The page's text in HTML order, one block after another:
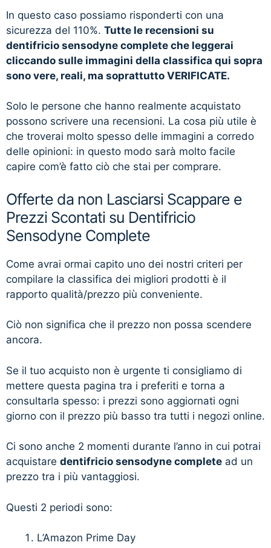
In questo caso possiamo risponderti con una
sicurezza del 110%. Tutte le recensioni su
dentifricio sensodyne complete che leggerai
cliccando sulle immagini della classifica qui sopra
sono vere, reali, ma soprattutto VERIFICATE.
Solo le persone che hanno realmente acquistato
possono scrivere una recensioni. La cosa più utile è
che troverai molto spesso delle immagini a corredo
delle opinioni: in questo modo sarà molto facile
capire com’è fatto ciò che stai per comprare.
Offerte da non Lasciarsi Scappare e
Prezzi Scontati su Dentifricio
Sensodyne Complete
Come avrai ormai capito uno dei nostri criteri per
compilare la classifica dei migliori prodotti è il
rapporto qualità/prezzo più conveniente.
Ciò non significa che il prezzo non possa scendere
ancora.
Se il tuo acquisto non è urgente ti consigliamo di
mettere questa pagina tra i preferiti e torna a
consultarla spesso: i prezzi sono aggiornati ogni
giorno con il prezzo più basso tra tutti i negozi online.
Ci sono anche 2 momenti durante l’anno in cui potrai
acquistare dentifricio sensodyne complete ad un
prezzo tra i più vantaggiosi.
Questi 2 periodi sono:
L’Amazon Prime Day